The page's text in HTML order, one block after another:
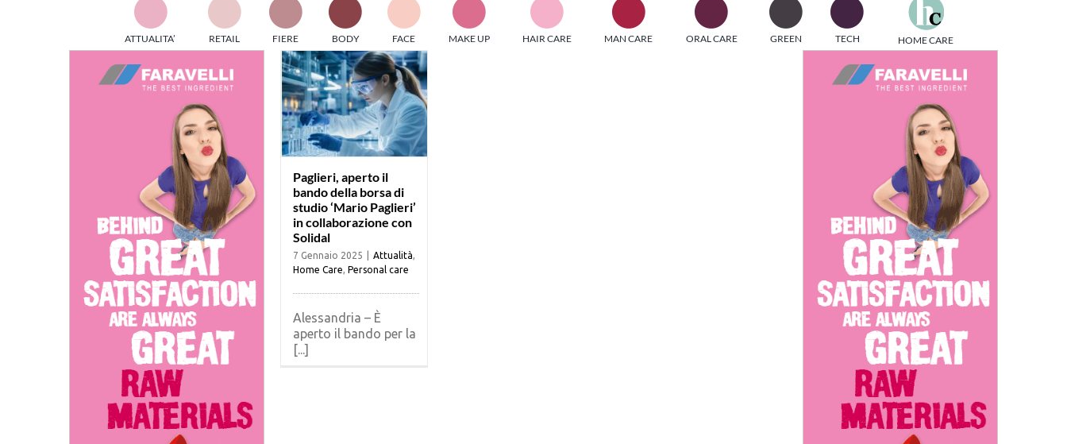
TESPI MEDIAGROUP racchiude un pool di società di comunicazione
ed editrici specializzate nell’informazione b2b. Edizioni Turbo, in
particolare, attraverso numerose riviste verticali, fornisce strumenti di
informazione che coinvolgono gli attori nei settori beauty, food,
technology, entertainment e sport.
Stay tuned!
ATTUALITA’ RETAIL FIERE BODY FACE MAKE UP HAIR CARE MAN CARE ORAL CARE GREEN TECH HOME CARE
Paglieri, aperto il
bando della borsa
di studio ‘Mario
Paglieri’ in
collaborazione con
Solidal
Paglieri, aperto il
bando della borsa di
studio ‘Mario Paglieri’
in collaborazione con
Solidal
7 Gennaio 2025 Attualità
Home Care Personal care
Alessandria – È
aperto il bando per la
[...]